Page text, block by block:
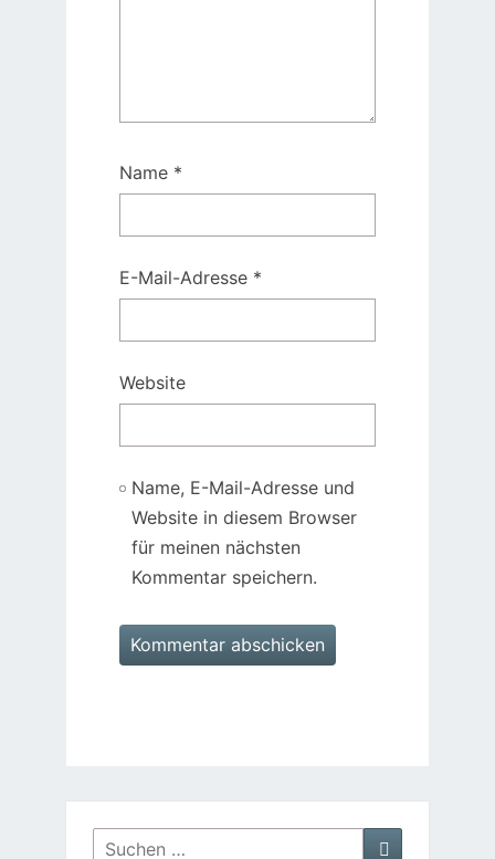
Name *
E-Mail-Adresse *
Website
Name, E-Mail-Adresse und
Website in diesem Browser
für meinen nächsten
Kommentar speichern.
Suchen Suchen